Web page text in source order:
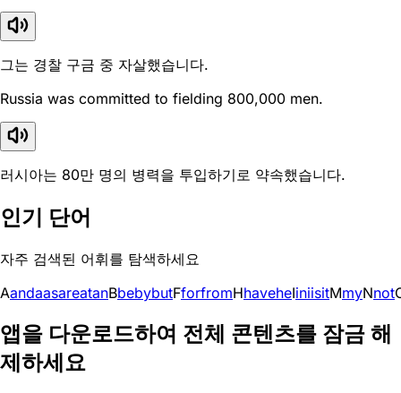
그는 경찰 구금 중 자살했습니다.
Russia was committed to fielding 800,000 men.
러시아는 80만 명의 병력을 투입하기로 약속했습니다.
인기 단어
자주 검색된 어휘를 탐색하세요
AandaasareatanBbebybutFforfromHhaveheIiniisitMmyNnot
앱을 다운로드하여 전체 콘텐츠를 잠금 해
제하세요